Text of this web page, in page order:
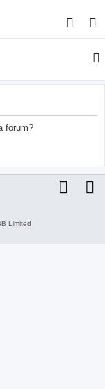
s
a
j
forum?
Limited